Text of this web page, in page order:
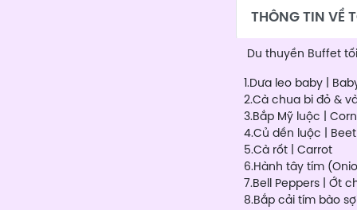
THÔNG TIN VỀ
Du thuyền Buffet
1.Dưa leo baby |
2.Cà chua bi đỏ &
3.Bắp Mỹ luộc | Corn
4.Củ dền luộc |
5.Cà rốt | Carrot
6.Hành tây tím
7.Bell Peppers | Ớt
8.Bắp cải tím bào